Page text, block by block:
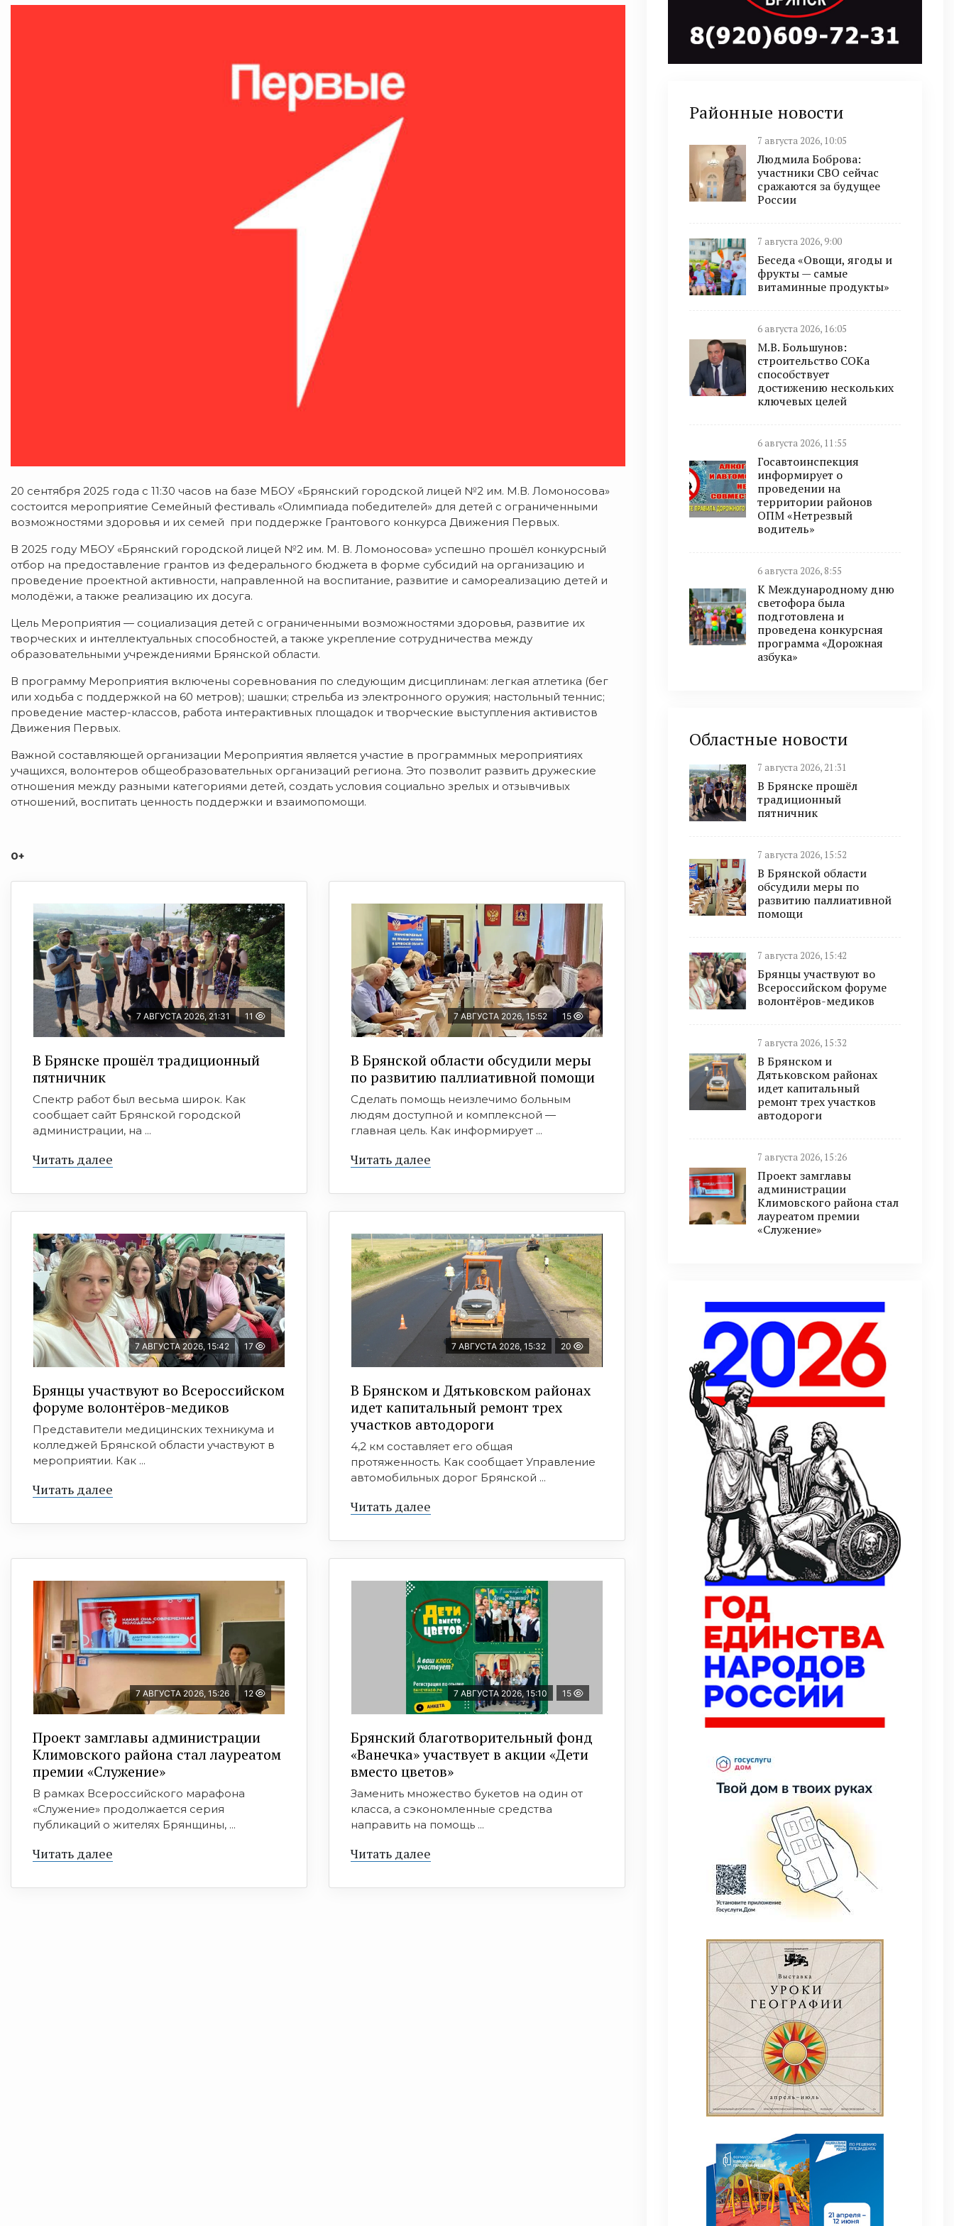
20 сентября 2025 года с 11:30 часов на базе МБОУ «Брянский городской лицей №2 им. М.В. Ломоносова»
состоится мероприятие Семейный фестиваль «Олимпиада победителей» для детей с ограниченными
возможностями здоровья и их семей при поддержке Грантового конкурса Движения Первых.
В 2025 году МБОУ «Брянский городской лицей №2 им. М. В. Ломоносова» успешно прошёл конкурсный
отбор на предоставление грантов из федерального бюджета в форме субсидий на организацию и
проведение проектной активности, направленной на воспитание, развитие и самореализацию детей и
молодёжи, а также реализацию их досуга.
Цель Мероприятия — социализация детей с ограниченными возможностями здоровья, развитие их
творческих и интеллектуальных способностей, а также укрепление сотрудничества между
образовательными учреждениями Брянской области.
В программу Мероприятия включены соревнования по следующим дисциплинам: легкая атлетика (бег
или ходьба с поддержкой на 60 метров); шашки; стрельба из электронного оружия; настольный теннис;
проведение мастер-классов, работа интерактивных площадок и творческие выступления активистов
Движения Первых.
Важной составляющей организации Мероприятия является участие в программных мероприятиях
учащихся, волонтеров общеобразовательных организаций региона. Это позволит развить дружеские
отношения между разными категориями детей, создать условия социально зрелых и отзывчивых
отношений, воспитать ценность поддержки и взаимопомощи.
0+
7 АВГУСТА 2026, 21:31 11
В Брянске прошёл традиционный
пятничник
Спектр работ был весьма широк. Как
сообщает сайт Брянской городской
администрации, на ...
Читать далее
7 АВГУСТА 2026, 15:52 15
В Брянской области обсудили меры
по развитию паллиативной помощи
Сделать помощь неизлечимо больным
людям доступной и комплексной —
главная цель. Как информирует ...
Читать далее
7 АВГУСТА 2026, 15:42 17
Брянцы участвуют во Всероссийском
форуме волонтёров-медиков
Представители медицинских техникума и
колледжей Брянской области участвуют в
мероприятии. Как ...
Читать далее
7 АВГУСТА 2026, 15:32 20
В Брянском и Дятьковском районах
идет капитальный ремонт трех
участков автодороги
4,2 км составляет его общая
протяженность. Как сообщает Управление
автомобильных дорог Брянской ...
Читать далее
7 АВГУСТА 2026, 15:26 12
Проект замглавы администрации
Климовского района стал лауреатом
премии «Служение»
В рамках Всероссийского марафона
«Служение» продолжается серия
публикаций о жителях Брянщины, ...
Читать далее
7 АВГУСТА 2026, 15:10 15
Брянский благотворительный фонд
«Ванечка» участвует в акции «Дети
вместо цветов»
Заменить множество букетов на один от
класса, а сэкономленные средства
направить на помощь ...
Читать далее
Районные новости
7 августа 2026, 10:05
Людмила Боброва:
участники СВО сейчас
сражаются за будущее
России
7 августа 2026, 9:00
Беседа «Овощи, ягоды и
фрукты — самые
витаминные продукты»
6 августа 2026, 16:05
М.В. Большунов:
строительство СОКа
способствует
достижению нескольких
ключевых целей
6 августа 2026, 11:55
Госавтоинспекция
информирует о
проведении на
территории районов
ОПМ «Нетрезвый
водитель»
6 августа 2026, 8:55
К Международному дню
светофора была
подготовлена и
проведена конкурсная
программа «Дорожная
азбука»
Областные новости
7 августа 2026, 21:31
В Брянске прошёл
традиционный
пятничник
7 августа 2026, 15:52
В Брянской области
обсудили меры по
развитию паллиативной
помощи
7 августа 2026, 15:42
Брянцы участвуют во
Всероссийском форуме
волонтёров-медиков
7 августа 2026, 15:32
В Брянском и
Дятьковском районах
идет капитальный
ремонт трех участков
автодороги
7 августа 2026, 15:26
Проект замглавы
администрации
Климовского района стал
лауреатом премии
«Служение»